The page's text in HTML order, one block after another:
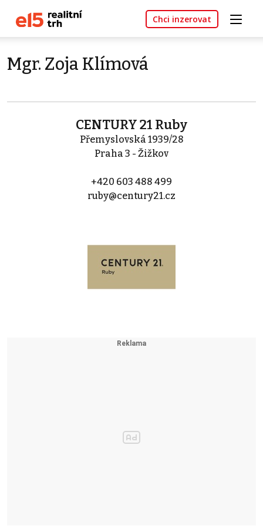
Chci inzerovat
Mgr. Zoja Klímová
CENTURY 21 Ruby
Přemyslovská 1939/28
Praha 3 - Žižkov
+420 603 488 499
ruby@century21.cz